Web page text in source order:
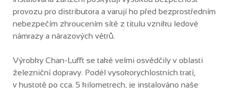
provozu pro distributora a varují ho před bezprostředním
nebezpečím zhroucením sítě z titulu vzniku ledové
námrazy a nárazových větrů.
Výrobky Chan-Lufft se také velmi osvědčily v oblasti
železniční dopravy. Podél vysokorychlostních tratí,
v hustotě po cca. 5 kilometrech, je instalováno naše